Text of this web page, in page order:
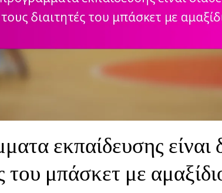
εκπαίδευσης είναι
του μπάσκετ με